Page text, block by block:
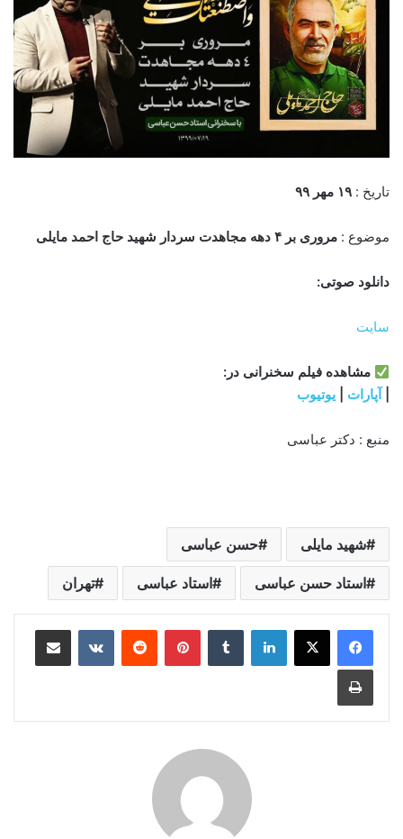
تاریخ : ۱۹ مهر ۹۹
موضوع : مروری بر ۴ دهه مجاهدت سردار شهید حاج احمد مایلی
دانلود صوتی:
سایت
مشاهده‌ فیلم سخنرانی در:
|آپارات یوتیوب
منبع : دکتر عباسی
شهید مایلی حسن عباسی
استاد حسن عباسی استاد عباسی تهران
لینکدین ‫تامبلر ‫پین‌ترست‫رددیت ‫VKontakteاشتراک گذاری از طریق ایمیل
چاپ